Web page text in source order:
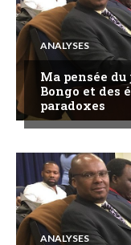
ANALYSES
Ma pensée
Bongo et des
paradoxes
ANALYSES